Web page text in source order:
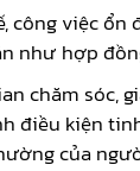
việc
như hợp
chăm
điều kiện
của